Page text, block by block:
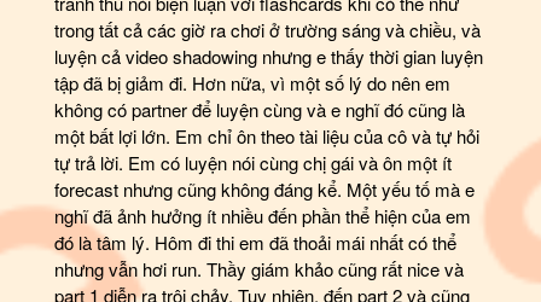
trong tất cả các giờ ra chơi ở trường sáng và chiều, và
luyện cả video shadowing nhưng e thấy thời gian luyện
tập đã bị giảm đi. Hơn nữa, vì một số lý do nên em
không có partner để luyện cùng và e nghĩ đó cũng là
một bất lợi lớn. Em chỉ ôn theo tài liệu của cô và tự hỏi
tự trả lời. Em có luyện nói cùng chị gái và ôn một ít
forecast nhưng cũng không đáng kể. Một yếu tố mà e
nghĩ đã ảnh hưởng ít nhiều đến phần thể hiện của em
đó là tâm lý. Hôm đi thi em đã thoải mái nhất có thể
nhưng vẫn hơi run. Thầy giám khảo cũng rất nice và
part 1 diễn ra trôi chảy. Tuy nhiên, đến part 2 và cũng